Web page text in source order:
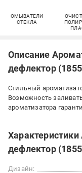
ОМЫВАТЕЛИ
СТЕКЛА
Описание
дефлектор
Стильный
Возможность
ароматизатора
дефлектор
Дизайн: